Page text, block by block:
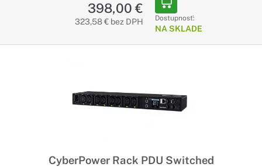
398,00 €
323,58 € bez DPH Dostupnosť:
NA SKLADE
CyberPower Rack PDU Switched